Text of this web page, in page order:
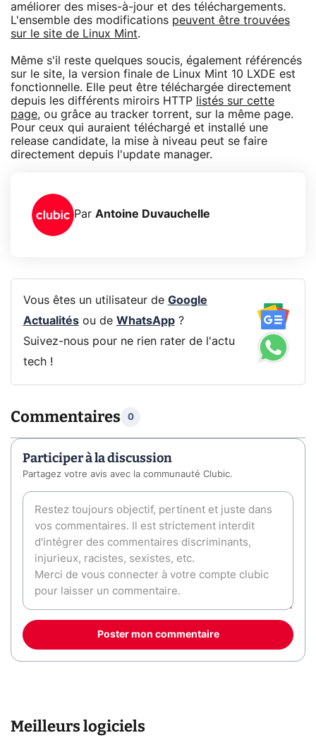
améliorer des mises-à-jour et des téléchargements.
L'ensemble des modifications peuvent être trouvées
sur le site de Linux Mint.
Même s'il reste quelques soucis, également référencés
sur le site, la version finale de Linux Mint 10 LXDE est
fonctionnelle. Elle peut être téléchargée directement
depuis les différents miroirs HTTP
listés sur cette
page, ou grâce au tracker torrent, sur la même page.
Pour ceux qui auraient téléchargé et installé une
release candidate, la mise à niveau peut se faire
directement depuis l'update manager.
Par Antoine Duvauchelle
Vous êtes un utilisateur de Google
Actualitésou de WhatsApp?
Suivez-nous pour ne rien rater de l'actu
tech !
Commentaires 0
Participer à la discussion
Partagez votre avis avec la communauté Clubic.
Poster mon commentaire
Meilleurs logiciels